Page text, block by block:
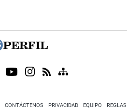
CONTÁCTENOS PRIVACIDAD EQUIPO